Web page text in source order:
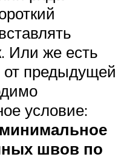
Или же есть
от предыдущей
условие:
швов по